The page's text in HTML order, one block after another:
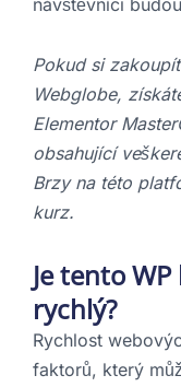
návštěvníci
Pokud si
Webglobe,
Elementor
obsahující
Brzy na této
kurz.
Je tento
rychlý?
Rychlost
faktorů, který